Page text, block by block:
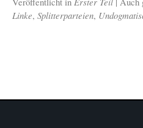
Linke, Splitterparteien,